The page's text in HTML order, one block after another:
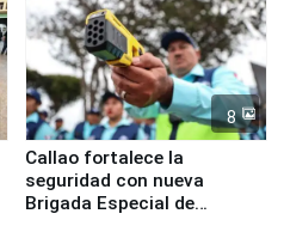
8
Callao fortalece la
seguridad con nueva
Brigada Especial de